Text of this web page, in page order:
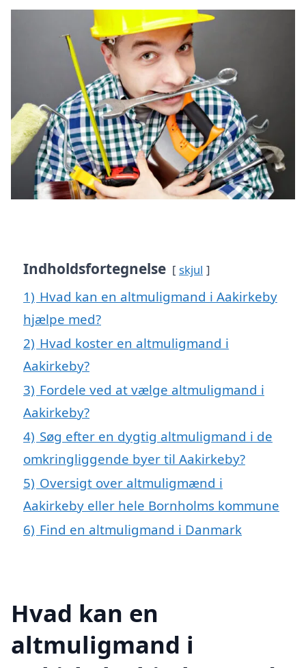
Indholdsfortegnelse skjul
1) Hvad kan en altmuligmand i Aakirkeby
hjælpe med?
2) Hvad koster en altmuligmand i
Aakirkeby?
3) Fordele ved at vælge altmuligmand i
Aakirkeby?
4) Søg efter en dygtig altmuligmand i de
omkringliggende byer til Aakirkeby?
5) Oversigt over altmuligmænd i
Aakirkeby eller hele Bornholms kommune
6) Find en altmuligmand i Danmark
Hvad kan en
altmuligmand i